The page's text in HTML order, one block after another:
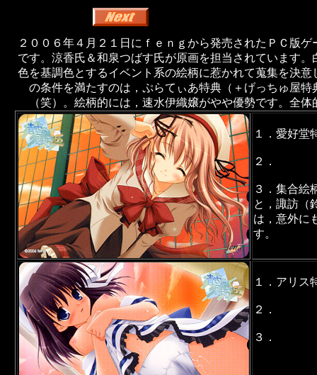
２００６年４月２１日にｆｅｎｇから発売されたＰＣ版
です。涼香氏＆和泉つばす氏が原画を担当されています
色を基調色とするイベント系の絵柄に惹かれて蒐集を決意
の条件を満たすのは，ぷらてぃあ特典（＋げっちゅ屋特
（笑）。絵柄的には，速水伊織嬢がやや優勢です。全
１．愛好堂
２．
３．集合絵
と，諏訪（
は，意外に
す。
１．アリス
２．
３．